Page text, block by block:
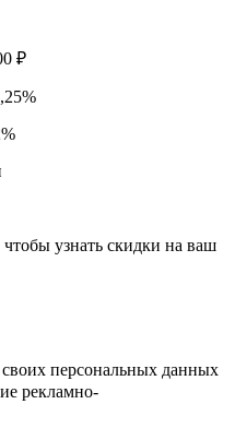
₽
узнать скидки на ваш
своих персональных данных
рекламно-